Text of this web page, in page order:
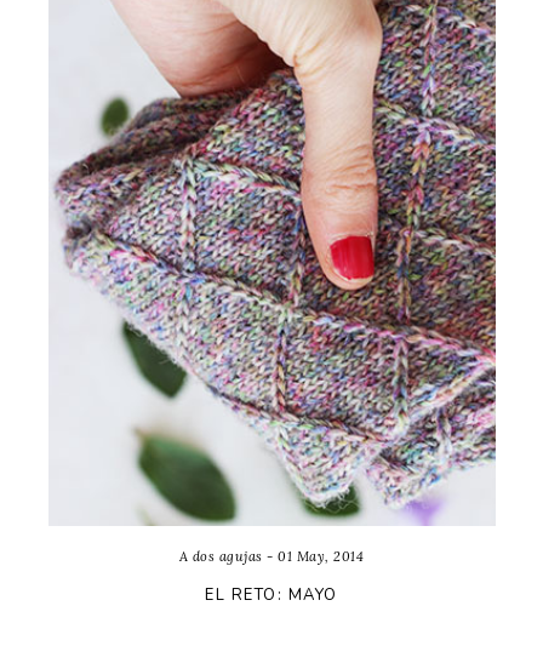
A dos agujas - 01 May, 2014
EL RETO: MAYO